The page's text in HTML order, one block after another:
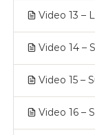
Video 13 –
Video 14 –
Video 15 –
Video 16 –